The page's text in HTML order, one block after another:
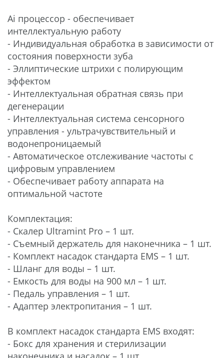
Ai процессор - обеспечивает
интеллектуальную работу
- Индивидуальная обработка в зависимости от
состояния поверхности зуба
- Эллиптические штрихи с полирующим
эффектом
- Интеллектуальная обратная связь при
дегенерации
- Интеллектуальная система сенсорного
управления - ультрачувствительный и
водонепроницаемый
- Автоматическое отслеживание частоты с
цифровым управлением
- Обеспечивает работу аппарата на
оптимальной частоте
Комплектация:
​- Скалер Ultramint Pro – 1 шт.
​- Съемный держатель для наконечника – 1 шт.
​- Комплект насадок стандарта EMS – 1 шт.
​- Шланг для воды – 1 шт.
​- Емкость для воды на 900 мл – 1 шт.
​- Педаль управления – 1 шт.
​- Адаптер электропитания – 1 шт.
В комплект насадок стандарта EMS входят:
​- Бокс для хранения и стерилизации